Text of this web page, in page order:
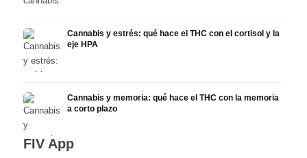
Cannabis y estrés: qué hace el THC con el cortisol y la
eje HPA
Cannabis y memoria: qué hace el THC con la memoria
a corto plazo
FIV App